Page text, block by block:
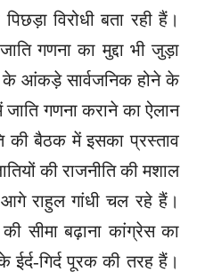
विरोधी बता रही हैं।
गणना का मुद्दा भी जुड़ा
के आंकड़े सार्वजनिक होने के
जाति गणना कराने का ऐलान
की बैठक में इसका प्रस्ताव
की राजनीति की मशाल
राहुल गांधी चल रहे हैं।
सीमा बढ़ाना कांग्रेस का
ईर्द-गिर्द पूरक की तरह हैं।